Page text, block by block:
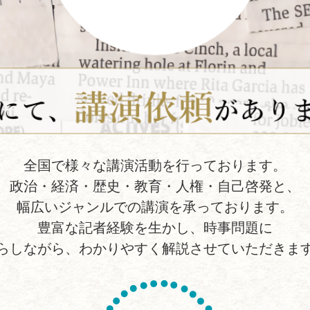
全国で様々な講演活動を行っております。
政治・経済・歴史・教育・人権・自己啓発と、
幅広いジャンルでの講演を承っております。
豊富な記者経験を生かし、時事問題に
しながら、わかりやすく解説させていただきま